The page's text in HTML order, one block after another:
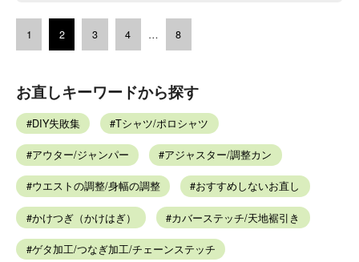
1 2 3 4 … 8
お直しキーワードから探す
DIY失敗集 Tシャツ/ポロシャツ
アウター/ジャンパー アジャスター/調整カン
ウエストの調整/身幅の調整 おすすめしないお直し
かけつぎ（かけはぎ） カバーステッチ/天地裾引き
ゲタ加工/つなぎ加工/チェーンステッチ